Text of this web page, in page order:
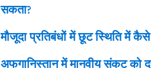
सकता?
मौजूदा प्रतिबंधों में छूट स्थिति में
अफगानिस्तान में मानवीय संकट को